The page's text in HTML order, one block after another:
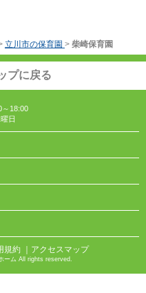
立川市の保育園 > 柴崎保育園
プに戻る
～18:00
日
規約 ｜アクセスマップ
ーム All rights reserved.